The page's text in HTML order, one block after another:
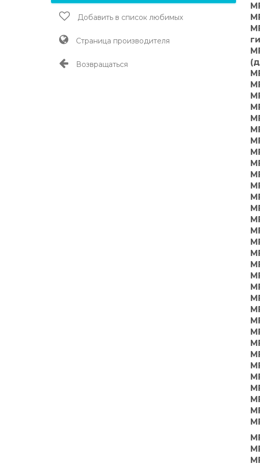
Добавить в список любимых
Страница производителя
Возвращаться